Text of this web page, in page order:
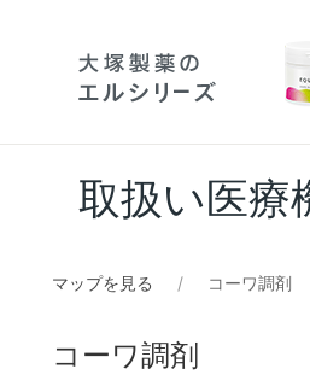
取扱い医療
マップを見る コーワ調剤
コーワ調剤